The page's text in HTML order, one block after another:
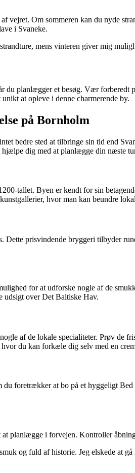
vejret. Om sommeren kan du nyde
i Svaneke.
mens vinteren giver mig
du planlægger et besøg. Vær
at opleve i denne charmerende by.
på Bornholm
bedre sted at tilbringe sin tid end
dig med at planlægge din næste
tallet. Byen er kendt for sin
hvor man kan beundre
Dette prisvindende bryggeri tilbyder
for at udforske nogle af de
udsigt over Det Baltiske Hav.
af de lokale specialiteter. Prøv de
du kan forkæle dig selv med en
foretrækker at bo på et hyggeligt
planlægge i forvejen. Kontroller
og fuld af historie. Jeg elskede at